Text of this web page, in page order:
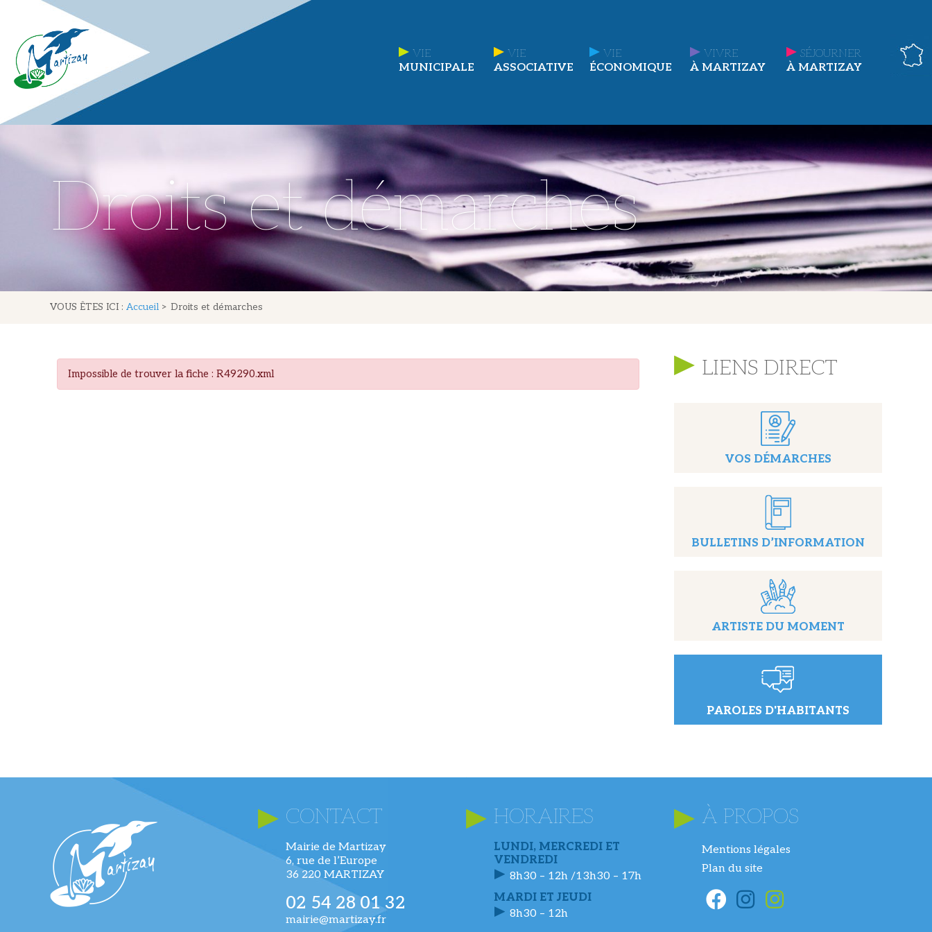
VIE
MUNICIPALE
VIE
ASSOCIATIVE
VIE
ÉCONOMIQUE
VIVRE
À MARTIZAY
SÉJOURNER
À MARTIZAY
Droits et démarches
VOUS ÊTES ICI : Accueil > Droits et démarches
Impossible de trouver la fiche : R49290.xml LIENS DIRECT
VOS DÉMARCHES
BULLETINS D’INFORMATION
ARTISTE DU MOMENT
PAROLES D'HABITANTS
CONTACT
Mairie de Martizay
6, rue de l’Europe
36 220 MARTIZAY
02 54 28 01 32
mairie@martizay.fr
HORAIRES
LUNDI, MERCREDI ET
VENDREDI
8h30 – 12h /13h30 – 17h
MARDI ET JEUDI
8h30 – 12h
À PROPOS
Mentions légales
Plan du site